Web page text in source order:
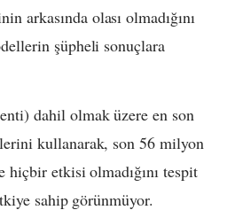
olası olmadığını
şüpheli sonuçlara
dahil olmak üzere en son
kullanarak, son 56 milyon
hiçbir etkisi olmadığını tespit
sahip görünmüyor.